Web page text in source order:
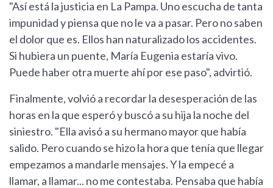
"Así está la justicia en La Pampa. Uno escucha de tanta
impunidad y piensa que no le va a pasar. Pero no saben
el dolor que es. Ellos han naturalizado los accidentes.
Si hubiera un puente, María Eugenia estaría vivo.
Puede haber otra muerte ahí por ese paso", advirtió.
Finalmente, volvió a recordar la desesperación de las
horas en la que esperó y buscó a su hija la noche del
siniestro. "Ella avisó a su hermano mayor que había
salido. Pero cuando se hizo la hora que tenía que llegar
empezamos a mandarle mensajes. Y la empecé a
llamar, a llamar... no me contestaba. Pensaba que había